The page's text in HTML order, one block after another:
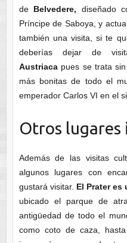
de Belvedere, diseñado
Príncipe de Saboya, y
también una visita, si te
deberías dejar de
Austriacapues se trata sin
más bonitas de todo el
emperador Carlos VI en el
Otros lugares
Además de las visitas
algunos lugares con
gustará visitar. El Prater es
ubicado el parque de
antigüedad de todo el
como coto de caza,